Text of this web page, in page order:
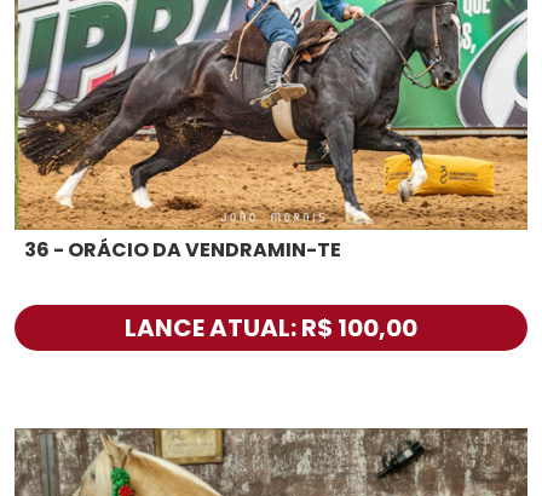
36 - ORÁCIO DA VENDRAMIN-TE
LANCE ATUAL: R$ 100,00